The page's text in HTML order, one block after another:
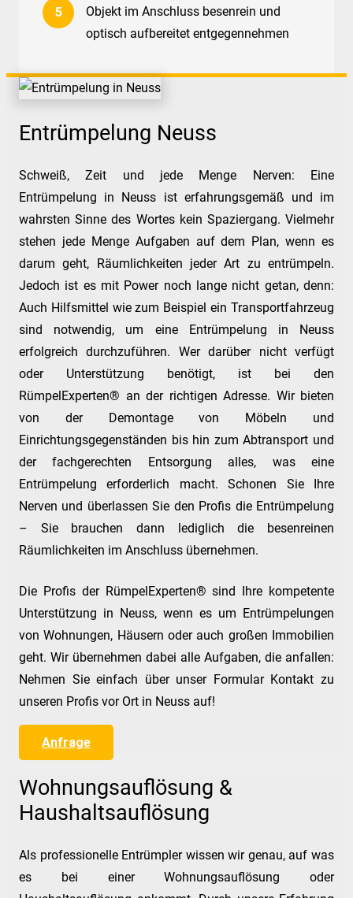
Objekt im Anschluss besenrein und
optisch aufbereitet entgegennehmen
Entrümpelung Neuss
Schweiß, Zeit und jede Menge Nerven: Eine
Entrümpelung in Neuss ist erfahrungsgemäß und im
wahrsten Sinne des Wortes kein Spaziergang. Vielmehr
stehen jede Menge Aufgaben auf dem Plan, wenn es
darum geht, Räumlichkeiten jeder Art zu entrümpeln.
Jedoch ist es mit Power noch lange nicht getan, denn:
Auch Hilfsmittel wie zum Beispiel ein Transportfahrzeug
sind notwendig, um eine Entrümpelung in Neuss
erfolgreich durchzuführen. Wer darüber nicht verfügt
oder Unterstützung benötigt, ist bei den
RümpelExperten® an der richtigen Adresse. Wir bieten
von der Demontage von Möbeln und
Einrichtungsgegenständen bis hin zum Abtransport und
der fachgerechten Entsorgung alles, was eine
Entrümpelung erforderlich macht. Schonen Sie Ihre
Nerven und überlassen Sie den Profis die Entrümpelung
– Sie brauchen dann lediglich die besenreinen
Räumlichkeiten im Anschluss übernehmen.
Die Profis der RümpelExperten® sind Ihre kompetente
Unterstützung in Neuss, wenn es um Entrümpelungen
von Wohnungen, Häusern oder auch großen Immobilien
geht. Wir übernehmen dabei alle Aufgaben, die anfallen:
Nehmen Sie einfach über unser Formular Kontakt zu
unseren Profis vor Ort in Neuss auf!
Anfrage
Wohnungsauflösung &
Haushaltsauflösung
Als professionelle Entrümpler wissen wir genau, auf was
es bei einer Wohnungsauflösung oder